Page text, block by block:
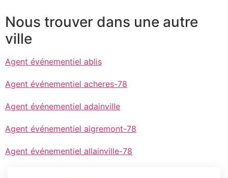
Nous trouver dans une autre
ville
Agent événementiel ablis
Agent événementiel acheres-78
Agent événementiel adainville
Agent événementiel aigremont-78
Agent événementiel allainville-78